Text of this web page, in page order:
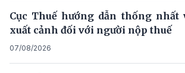
Cục Thuế hướng dẫn thống nhất
xuất cảnh đối với người nộp thuế
07/08/2026